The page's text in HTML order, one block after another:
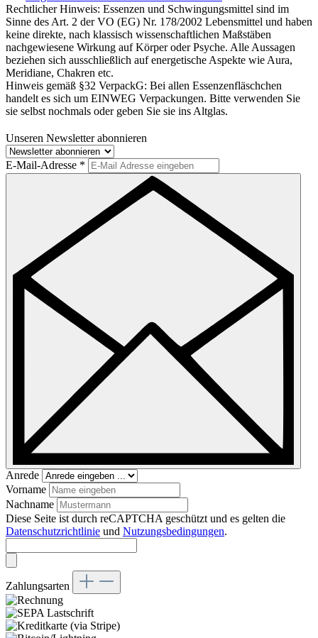
Rechtlicher Hinweis: Essenzen und Schwingungsmittel sind im
Sinne des Art. 2 der VO (EG) Nr. 178/2002 Lebensmittel und haben
keine direkte, nach klassisch wissenschaftlichen Maßstäben
nachgewiesene Wirkung auf Körper oder Psyche. Alle Aussagen
beziehen sich ausschließlich auf energetische Aspekte wie Aura,
Meridiane, Chakren etc.
Hinweis gemäß §32 VerpackG: Bei allen Essenzenfläschchen
handelt es sich um EINWEG Verpackungen. Bitte verwenden Sie
sie selbst nochmals oder geben Sie sie ins Altglas.
Unseren Newsletter abonnieren
E-Mail-Adresse *
Anrede
Vorname
Nachname
Diese Seite ist durch reCAPTCHA geschützt und es gelten die
Datenschutzrichtlinie und Nutzungsbedingungen.
Zahlungsarten